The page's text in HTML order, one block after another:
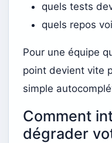
quels tests
quels repos
Pour une équipe
point devient vite
simple
Comment
dégrader